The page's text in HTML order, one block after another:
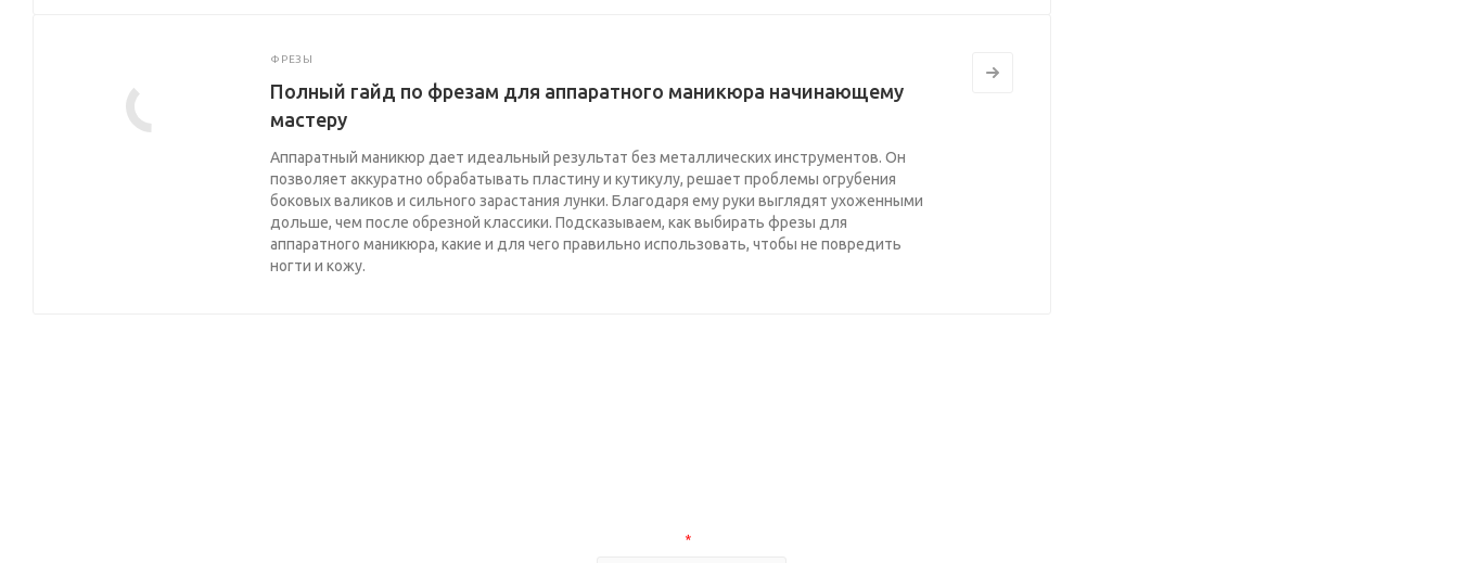
ФРЕЗЫ
Полный гайд по фрезам для аппаратного маникюра начинающему
мастеру
Аппаратный маникюр дает идеальный результат без металлических инструментов. Он
позволяет аккуратно обрабатывать пластину и кутикулу, решает проблемы огрубения
боковых валиков и сильного зарастания лунки. Благодаря ему руки выглядят ухоженными
дольше, чем после обрезной классики. Подсказываем, как выбирать фрезы для
аппаратного маникюра, какие и для чего правильно использовать, чтобы не повредить
ногти и кожу.
*